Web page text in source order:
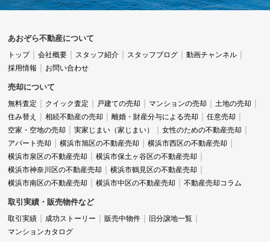
あおぞら不動産について
トップ 会社概要 スタッフ紹介 スタッフブログ
動画チャンネル
採用情報
お問い合わせ
売却について
無料査定 クイック査定 戸建ての売却 マンションの売却
土地の売却
住み替え
相続不動産の売却 離婚・財産分与による売却
任意売却
空家・空地の売却
実家じまい（家じまい）
女性のための不動産売却
アパート売却
横浜市旭区の不動産売却
横浜市西区の不動産売却
横浜市泉区の不動産売却
横浜市保土ヶ谷区の不動産売却
横浜市神奈川区の不動産売却
横浜市鶴見区の不動産売却
横浜市南区の不動産売却
横浜市中区の不動産売却 不動産売却コラム
取引実績・販売物件など
取引実績 成功ストーリー 販売中物件
旧分譲地一覧
マンションカタログ